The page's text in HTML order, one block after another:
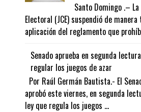
Santo Domingo .–
Electoral (JCE) suspendió de
aplicación del reglamento que
Senado aprueba en segunda
regular los juegos de azar
Por Raúl Germán Bautista.- El
aprobó este viernes, en segunda
ley que regula los juegos ...